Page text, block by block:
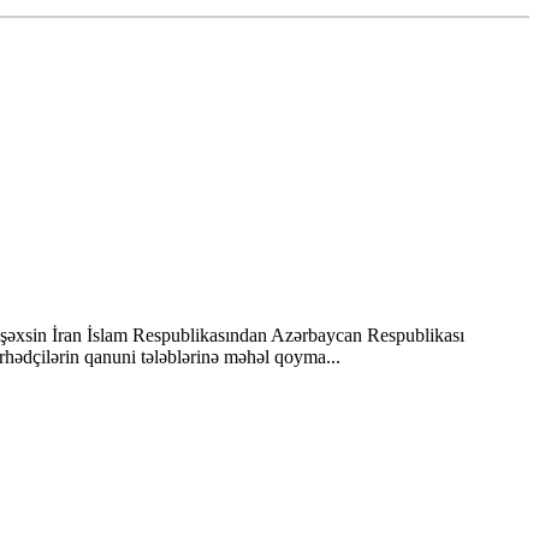
İran İslam Respublikasından Azərbaycan Respublikası
qanuni tələblərinə məhəl qoyma...